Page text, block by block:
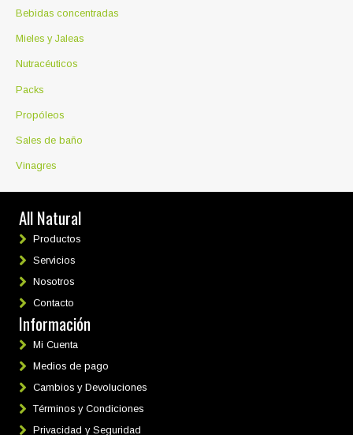
c
s
Bebidas concentradas
Mieles y Jaleas
Nutracéuticos
Packs
Propóleos
Sales de baño
Vinagres
All Natural
Productos
Servicios
Nosotros
Contacto
Información
Mi Cuenta
Medios de pago
Cambios y Devoluciones
Términos y Condiciones
Privacidad y Seguridad